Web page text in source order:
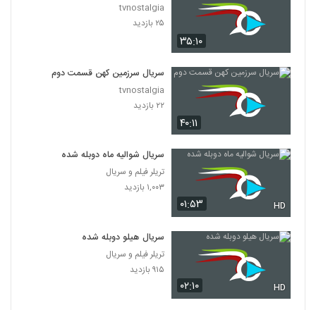
۳۵:۱۰
tvnostalgia
۲۵ بازدید
۴۰:۱۱
سریال سرزمین کهن قسمت دوم
tvnostalgia
۲۲ بازدید
۰۱:۵۳ HD
سریال شوالیه ماه دوبله شده
تریلر فیلم و سریال
۱,۰۰۳ بازدید
۰۲:۱۰ HD
سریال هیلو دوبله شده
تریلر فیلم و سریال
۹۱۵ بازدید